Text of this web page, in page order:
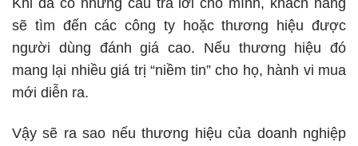
sẽ tìm đến các công ty hoặc thương hiệu được
người dùng đánh giá cao. Nếu thương hiệu đó
mang lại nhiều giá trị “niềm tin” cho họ, hành vi mua
mới diễn ra.
Vậy sẽ ra sao nếu thương hiệu của doanh nghiệp